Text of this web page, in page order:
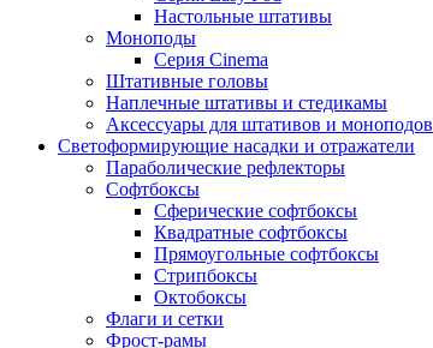
Настольные штативы
Моноподы
Серия Cinema
Штативные головы
Наплечные штативы и стедикамы
Аксессуары для штативов и моноподов
Светоформирующие насадки и отражатели
Параболические рефлекторы
Софтбоксы
Сферические софтбоксы
Квадратные софтбоксы
Прямоугольные софтбоксы
Стрипбоксы
Октобоксы
Флаги и сетки
Фрост-рамы